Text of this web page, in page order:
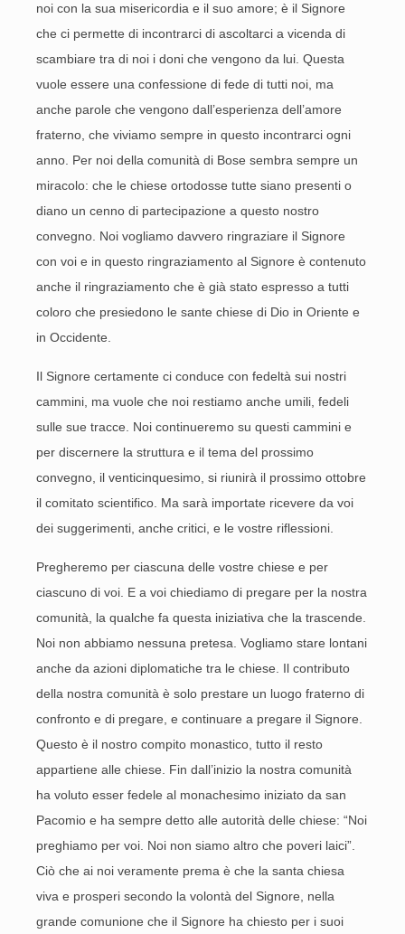
noi con la sua misericordia e il suo amore; è il Signore
che ci permette di incontrarci di ascoltarci a vicenda di
scambiare tra di noi i doni che vengono da lui. Questa
vuole essere una confessione di fede di tutti noi, ma
anche parole che vengono dall’esperienza dell’amore
fraterno, che viviamo sempre in questo incontrarci ogni
anno. Per noi della comunità di Bose sembra sempre un
miracolo: che le chiese ortodosse tutte siano presenti o
diano un cenno di partecipazione a questo nostro
convegno. Noi vogliamo davvero ringraziare il Signore
con voi e in questo ringraziamento al Signore è contenuto
anche il ringraziamento che è già stato espresso a tutti
coloro che presiedono le sante chiese di Dio in Oriente e
in Occidente.
Il Signore certamente ci conduce con fedeltà sui nostri
cammini, ma vuole che noi restiamo anche umili, fedeli
sulle sue tracce. Noi continueremo su questi cammini e
per discernere la struttura e il tema del prossimo
convegno, il venticinquesimo, si riunirà il prossimo ottobre
il comitato scientifico. Ma sarà importate ricevere da voi
dei suggerimenti, anche critici, e le vostre riflessioni.
Pregheremo per ciascuna delle vostre chiese e per
ciascuno di voi. E a voi chiediamo di pregare per la nostra
comunità, la qualche fa questa iniziativa che la trascende.
Noi non abbiamo nessuna pretesa. Vogliamo stare lontani
anche da azioni diplomatiche tra le chiese. Il contributo
della nostra comunità è solo prestare un luogo fraterno di
confronto e di pregare, e continuare a pregare il Signore.
Questo è il nostro compito monastico, tutto il resto
appartiene alle chiese. Fin dall’inizio la nostra comunità
ha voluto esser fedele al monachesimo iniziato da san
Pacomio e ha sempre detto alle autorità delle chiese: “Noi
preghiamo per voi. Noi non siamo altro che poveri laici”.
Ciò che ai noi veramente prema è che la santa chiesa
viva e prosperi secondo la volontà del Signore, nella
grande comunione che il Signore ha chiesto per i suoi